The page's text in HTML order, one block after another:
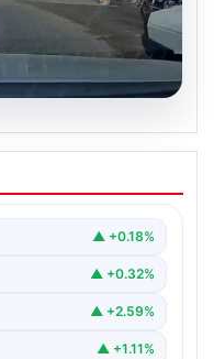
Sürücüye
Olay sırasında bir…
▲ +0.18%
▲ +0.32%
▲ +2.59%
▲ +1.11%